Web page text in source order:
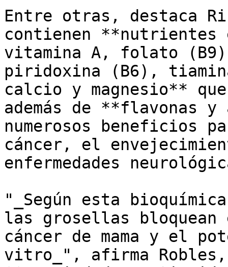
Entre otras, destaca
contienen **nutrientes
vitamina A, folato
piridoxina (B6),
calcio y magnesio**
además de **flavonas
numerosos beneficios
cáncer, el
enfermedades
"_Según esta
las grosellas
cáncer de mama y el
vitro_", afirma Robles,